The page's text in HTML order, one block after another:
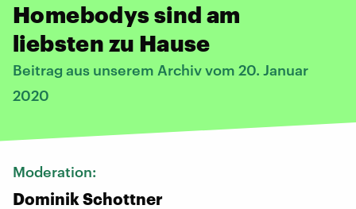
Homebodys sind am
liebsten zu Hause
Beitrag aus unserem Archiv vom 20. Januar
2020
Moderation:
Dominik Schottner